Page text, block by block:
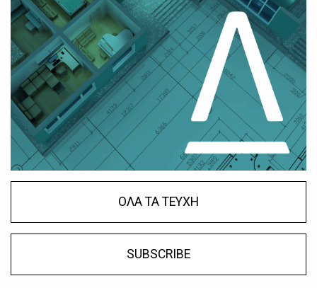
ΟΛΑ ΤΑ ΤΕΥΧΗ
SUBSCRIBE